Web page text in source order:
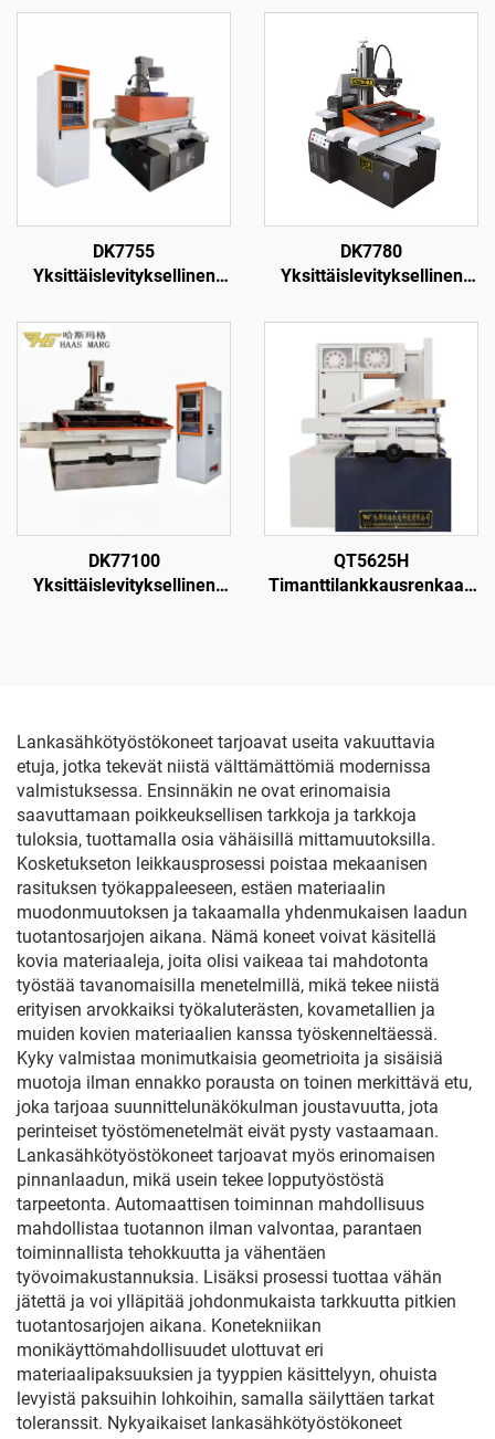
DK7755
Yksittäislevityksellinen
DK7780
Yksittäislevityksellinen
DK77100
Yksittäislevityksellinen
QT5625H
Timanttilankkausrenkaan
Lankasähkötyöstökoneet tarjoavat useita vakuuttavia
etuja, jotka tekevät niistä välttämättömiä modernissa
valmistuksessa. Ensinnäkin ne ovat erinomaisia
saavuttamaan poikkeuksellisen tarkkoja ja tarkkoja
tuloksia, tuottamalla osia vähäisillä mittamuutoksilla.
Kosketukseton leikkausprosessi poistaa mekaanisen
rasituksen työkappaleeseen, estäen materiaalin
muodonmuutoksen ja takaamalla yhdenmukaisen laadun
tuotantosarjojen aikana. Nämä koneet voivat käsitellä
kovia materiaaleja, joita olisi vaikeaa tai mahdotonta
työstää tavanomaisilla menetelmillä, mikä tekee niistä
erityisen arvokkaiksi työkaluterästen, kovametallien ja
muiden kovien materiaalien kanssa työskenneltäessä.
Kyky valmistaa monimutkaisia geometrioita ja sisäisiä
muotoja ilman ennakko porausta on toinen merkittävä etu,
joka tarjoaa suunnittelunäkökulman joustavuutta, jota
perinteiset työstömenetelmät eivät pysty vastaamaan.
Lankasähkötyöstökoneet tarjoavat myös erinomaisen
pinnanlaadun, mikä usein tekee lopputyöstöstä
tarpeetonta. Automaattisen toiminnan mahdollisuus
mahdollistaa tuotannon ilman valvontaa, parantaen
toiminnallista tehokkuutta ja vähentäen
työvoimakustannuksia. Lisäksi prosessi tuottaa vähän
jätettä ja voi ylläpitää johdonmukaista tarkkuutta pitkien
tuotantosarjojen aikana. Konetekniikan
monikäyttömahdollisuudet ulottuvat eri
materiaalipaksuuksien ja tyyppien käsittelyyn, ohuista
levyistä paksuihin lohkoihin, samalla säilyttäen tarkat
toleranssit. Nykyaikaiset lankasähkötyöstökoneet